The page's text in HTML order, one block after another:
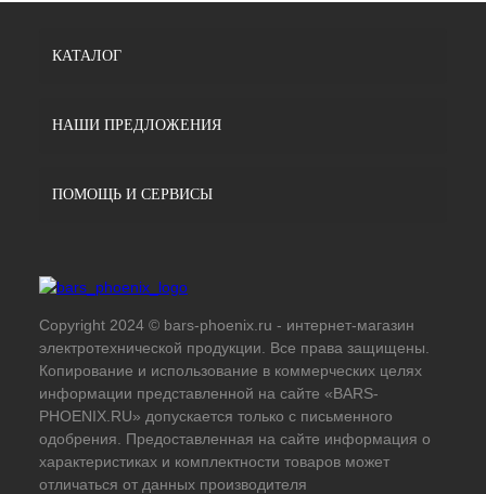
КАТАЛОГ
НАШИ ПРЕДЛОЖЕНИЯ
ПОМОЩЬ И СЕРВИСЫ
Copyright 2024 © bars-phoenix.ru - интернет-магазин
электротехнической продукции. Все права защищены.
Копирование и использование в коммерческих целях
информации представленной на сайте «BARS-
PHOENIX.RU» допускается только с письменного
одобрения. Предоставленная на сайте информация о
характеристиках и комплектности товаров может
отличаться от данных производителя